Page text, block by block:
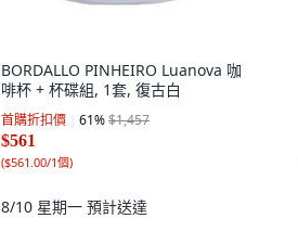
BORDALLO PINHEIRO Luanova 咖
啡杯 + 杯碟組, 1套, 復古白
首購折扣價 61%$1,457
$561
($561.00/1個)
8/10 星期一 預計送達